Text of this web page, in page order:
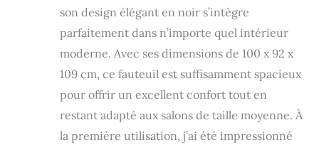
parties, 8 points de
vibration : Dos,
hanches, jambes,
mollets--
différentes
intensités de
vibration et la
fonction minuterie
vous donnent une
meilleure
son design élégant en noir s’intègre
parfaitement dans n’importe quel intérieur
moderne. Avec ses dimensions de 100 x 92 x
109 cm, ce fauteuil est suffisamment spacieux
pour offrir un excellent confort tout en
restant adapté aux salons de taille moyenne. À
la première utilisation, j’ai été impressionné